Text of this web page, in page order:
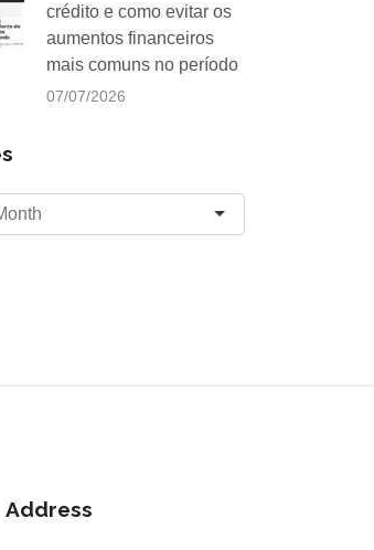
crédito e como evitar os
aumentos financeiros
mais comuns no período
07/07/2026
Address